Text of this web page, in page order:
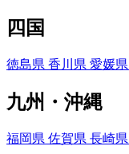
四国
徳島県 香川県 愛媛県
九州・沖縄
福岡県 佐賀県 長崎県